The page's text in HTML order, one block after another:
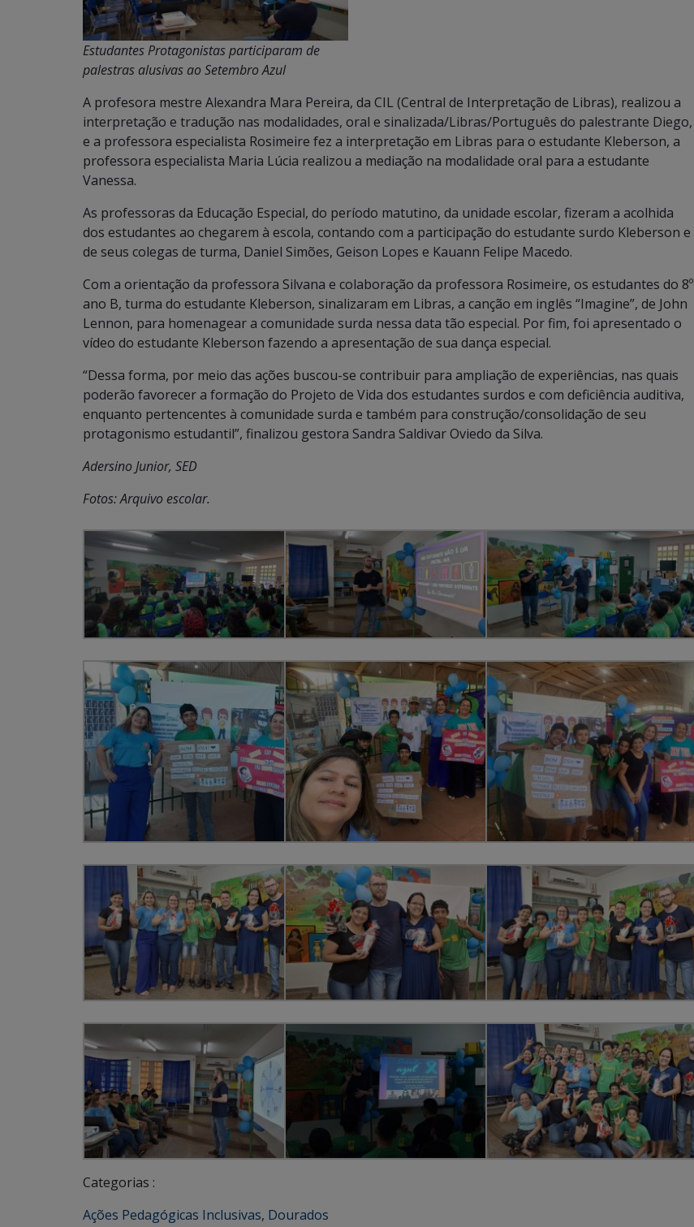
Estudantes Protagonistas participaram de
palestras alusivas ao Setembro Azul
A profesora mestre Alexandra Mara Pereira, da CIL (Central de Interpretação de Libras), realizou a
interpretação e tradução nas modalidades, oral e sinalizada/Libras/Português do palestrante Diego,
e a professora especialista Rosimeire fez a interpretação em Libras para o estudante Kleberson, a
professora especialista Maria Lúcia realizou a mediação na modalidade oral para a estudante
Vanessa.
As professoras da Educação Especial, do período matutino, da unidade escolar, fizeram a acolhida
dos estudantes ao chegarem à escola, contando com a participação do estudante surdo Kleberson e
de seus colegas de turma, Daniel Simões, Geison Lopes e Kauann Felipe Macedo.
Com a orientação da professora Silvana e colaboração da professora Rosimeire, os estudantes do 8º
ano B, turma do estudante Kleberson, sinalizaram em Libras, a canção em inglês “Imagine”, de John
Lennon, para homenagear a comunidade surda nessa data tão especial. Por fim, foi apresentado o
vídeo do estudante Kleberson fazendo a apresentação de sua dança especial.
“Dessa forma, por meio das ações buscou-se contribuir para ampliação de experiências, nas quais
poderão favorecer a formação do Projeto de Vida dos estudantes surdos e com deficiência auditiva,
enquanto pertencentes à comunidade surda e também para construção/consolidação de seu
protagonismo estudantil”, finalizou gestora Sandra Saldivar Oviedo da Silva.
Adersino Junior, SED
Fotos: Arquivo escolar.
Categorias :
Ações Pedagógicas Inclusivas, Dourados